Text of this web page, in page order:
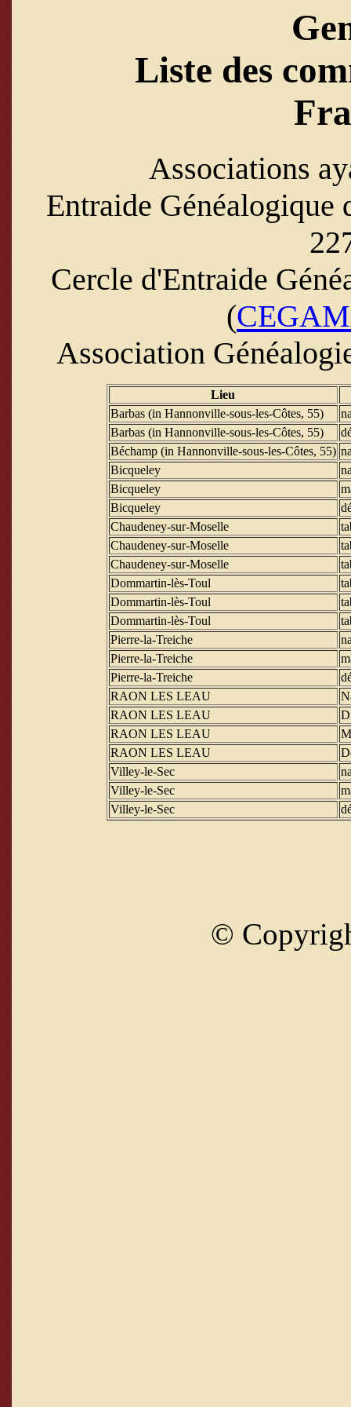
Liste des
Associations
Entraide
Cercle d'Entraide
(
Association
Lieu
Barbas (in Hannonville-sous-les-Côtes, 55)
Barbas (in Hannonville-sous-les-Côtes, 55)
Béchamp (in Hannonville-sous-les-Côtes, 55)
Bicqueley
Bicqueley
Bicqueley
Chaudeney-sur-Moselle
Chaudeney-sur-Moselle
Chaudeney-sur-Moselle
Dommartin-lès-Toul
Dommartin-lès-Toul
Dommartin-lès-Toul
Pierre-la-Treiche
Pierre-la-Treiche
Pierre-la-Treiche
RAON LES LEAU
RAON LES LEAU
RAON LES LEAU
RAON LES LEAU
Villey-le-Sec
Villey-le-Sec
Villey-le-Sec
©